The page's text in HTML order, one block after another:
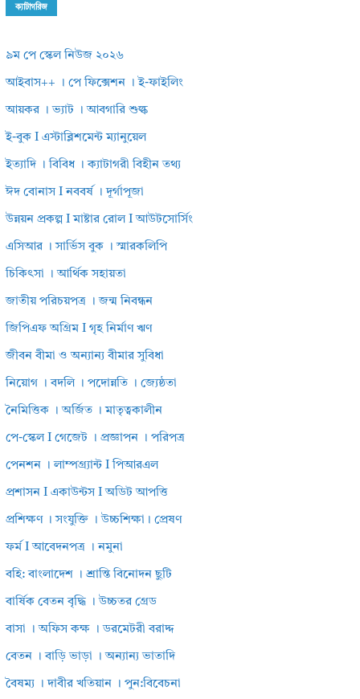
ক্যাটাগরিজ
৯ম পে স্কেল নিউজ ২০২৬
আইবাস++ । পে ফিক্সেশন । ই-ফাইলিং
আয়কর । ভ্যাট । আবগারি শুল্ক
ই-বুক I এস্টাব্লিশমেন্ট ম্যানুয়েল
ইত্যাদি । বিবিধ । ক্যাটাগরী বিহীন তথ্য
ঈদ বোনাস I নববর্ষ । দূর্গাপূজা
উন্নয়ন প্রকল্প I মাষ্টার রোল I আউটসোর্সিং
এসিআর । সার্ভিস বুক । স্মারকলিপি
চিকিৎসা । আর্থিক সহায়তা
জাতীয় পরিচয়পত্র । জন্ম নিবন্ধন
জিপিএফ অগ্রিম I গৃহ নির্মাণ ঋণ
জীবন বীমা ও অন্যান্য বীমার সুবিধা
নিয়োগ । বদলি । পদোন্নতি । জ্যেষ্ঠতা
নৈমিত্তিক । অর্জিত । মাতৃত্বকালীন
পে-স্কেল I গেজেট । প্রজ্ঞাপন । পরিপত্র
পেনশন । লাম্পগ্র্যান্ট I পিআরএল
প্রশাসন I একাউন্টস I অডিট আপত্তি
প্রশিক্ষণ । সংযুক্তি । উচ্চশিক্ষা। প্রেষণ
ফর্ম I আবেদনপত্র । নমুনা
বহি: বাংলাদেশ । শ্রান্তি বিনোদন ছুটি
বার্ষিক বেতন বৃদ্ধি । উচ্চতর গ্রেড
বাসা । অফিস কক্ষ । ডরমেটরী বরাদ্দ
বেতন । বাড়ি ভাড়া । অন্যান্য ভাতাদি
বৈষম্য । দাবীর খতিয়ান । পুন:বিবেচনা